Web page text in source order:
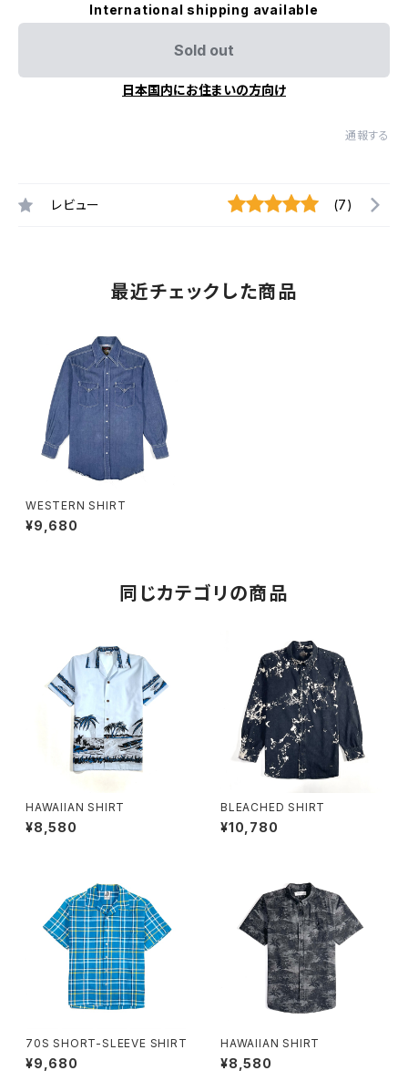
International shipping available
Sold out
日本国内にお住まいの方向け
通報する
レビュー (7)
最近チェックした商品
WESTERN SHIRT
¥9,680
同じカテゴリの商品
HAWAIIAN SHIRT
¥8,580
BLEACHED SHIRT
¥10,780
70S SHORT-SLEEVE SHIRT
¥9,680
HAWAIIAN SHIRT
¥8,580